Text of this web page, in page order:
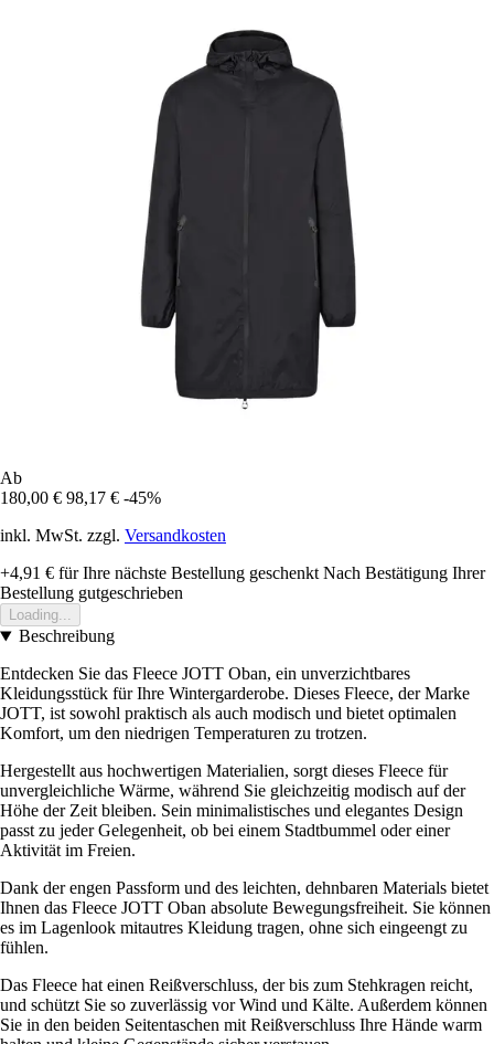
Ab
180,00 € 98,17 € -45%
inkl. MwSt. zzgl. Versandkosten
+4,91 € für Ihre nächste Bestellung geschenkt Nach Bestätigung Ihrer
Bestellung gutgeschrieben
Loading...
Beschreibung
Entdecken Sie das Fleece JOTT Oban, ein unverzichtbares
Kleidungsstück für Ihre Wintergarderobe. Dieses Fleece, der Marke
JOTT, ist sowohl praktisch als auch modisch und bietet optimalen
Komfort, um den niedrigen Temperaturen zu trotzen.
Hergestellt aus hochwertigen Materialien, sorgt dieses Fleece für
unvergleichliche Wärme, während Sie gleichzeitig modisch auf der
Höhe der Zeit bleiben. Sein minimalistisches und elegantes Design
passt zu jeder Gelegenheit, ob bei einem Stadtbummel oder einer
Aktivität im Freien.
Dank der engen Passform und des leichten, dehnbaren Materials bietet
Ihnen das Fleece JOTT Oban absolute Bewegungsfreiheit. Sie können
es im Lagenlook mitautres Kleidung tragen, ohne sich eingeengt zu
fühlen.
Das Fleece hat einen Reißverschluss, der bis zum Stehkragen reicht,
und schützt Sie so zuverlässig vor Wind und Kälte. Außerdem können
Sie in den beiden Seitentaschen mit Reißverschluss Ihre Hände warm